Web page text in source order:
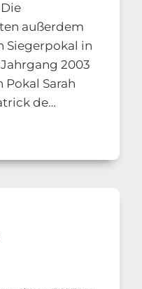
außerdem
Siegerpokal in
2003
Sarah
de…